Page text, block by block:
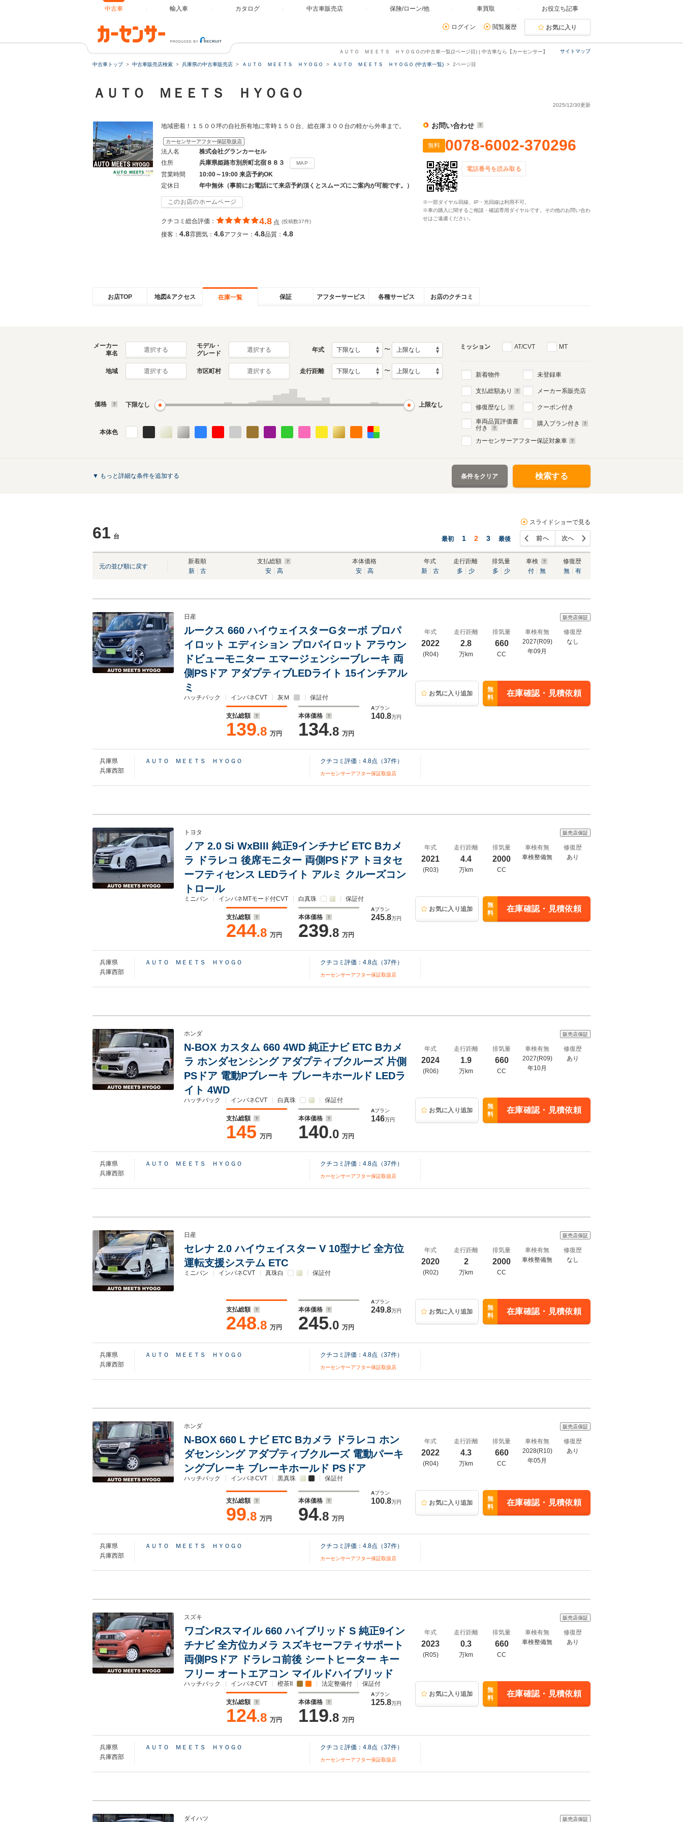
中古車 輸入車 カタログ 中古車販売店 保険/ローン/他 車買取 お役立ち記事
ログイン 閲覧履歴 お気に入り
サイトマップ
ＡＵＴＯ ＭＥＥＴＳ ＨＹＯＧＯの中古車一覧(2ページ目) | 中古車なら【カーセンサー】
中古車トップ 中古車販売店検索 兵庫県の中古車販売店 ＡＵＴＯ ＭＥＥＴＳ ＨＹＯＧＯ ＡＵＴＯ ＭＥＥＴＳ ＨＹＯＧＯ (中古車一覧) 2ページ目
ＡＵＴＯ ＭＥＥＴＳ ＨＹＯＧＯ
2025/12/30更新
地域密着！１５００坪の自社所有地に常時１５０台、総在庫３００台の軽から外車まで。
カーセンサーアフター保証取扱店
法人名
株式会社グランカーセル
住所
兵庫県姫路市別所町北宿８８３ MAP
営業時間
10:00～19:00 来店予約OK
定休日
年中無休（事前にお電話にて来店予約頂くとスムーズにご案内が可能です。）
このお店のホームページ
クチコミ総合評価： 4.8 点 (投稿数37件)
接客： 4.8雰囲気： 4.6アフター： 4.8品質： 4.8
お問い合わせ
無料 0078-6002-370296
電話番号を読み取る
※一部ダイヤル回線、IP・光回線は利用不可。
※車の購入に関するご相談・確認専用ダイヤルです。その他のお問い合わ
せはご遠慮ください。
お店TOP 地図&アクセス 在庫一覧 保証 アフターサービス 各種サービス お店のクチコミ
メーカー
車名
選択する
モデル・
グレード
選択する 年式 〜
地域 選択する 市区町村 選択する 走行距離 〜
価格 下限なし 上限なし
本体色
ミッション AT/CVT MT
新着物件
支払総額あり
修復歴なし
車両品質評価書
付き
未登録車
メーカー系販売店
クーポン付き
購入プラン付き
カーセンサーアフター保証対象車
▼ もっと詳細な条件を追加する 条件をクリア 検索する
61 台
スライドショーで見る
最初 1 2 3 最後 前へ 次へ
元の並び順に戻す
新着順
新
古
支払総額
安
高
本体価格
安
高
年式
新
古
走行距離
多
少
排気量
多
少
車検
付
無
修復歴
無
有
日産
ルークス 660 ハイウェイスターGターボ プロパ
イロット エディション プロパイロット アラウン
ドビューモニター エマージェンシーブレーキ 両
側PSドア アダプティブLEDライト 15インチアル
ミ
ハッチバック インパネCVT 灰Ｍ 保証付
支払総額
139.8 万円
本体価格
134.8 万円
Aプラン
140.8万円
販売店保証
年式
2022
(R04)
走行距離
2.8
万km
排気量
660
CC
車検有無
2027(R09)
年09月
修復歴
なし
お気に入り追加
無
料
在庫確認・見積依頼
兵庫県
兵庫西部
ＡＵＴＯ ＭＥＥＴＳ ＨＹＯＧＯ クチコミ評価： 4.8点（37件）
カーセンサーアフター保証取扱店
トヨタ
ノア 2.0 Si WxBIII 純正9インチナビ ETC Bカメ
ラ ドラレコ 後席モニター 両側PSドア トヨタセ
ーフティセンス LEDライト アルミ クルーズコン
トロール
ミニバン インパネMTモード付CVT 白真珠 保証付
支払総額
244.8 万円
本体価格
239.8 万円
Aプラン
245.8万円
販売店保証
年式
2021
(R03)
走行距離
4.4
万km
排気量
2000
CC
車検有無
車検整備無
修復歴
あり
お気に入り追加
無
料
在庫確認・見積依頼
兵庫県
兵庫西部
ＡＵＴＯ ＭＥＥＴＳ ＨＹＯＧＯ クチコミ評価： 4.8点（37件）
カーセンサーアフター保証取扱店
ホンダ
N-BOX カスタム 660 4WD 純正ナビ ETC Bカメ
ラ ホンダセンシング アダプティブクルーズ 片側
PSドア 電動Pブレーキ ブレーキホールド LEDラ
イト 4WD
ハッチバック インパネCVT 白真珠 保証付
支払総額
145 万円
本体価格
140.0 万円
Aプラン
146万円
販売店保証
年式
2024
(R06)
走行距離
1.9
万km
排気量
660
CC
車検有無
2027(R09)
年10月
修復歴
あり
お気に入り追加
無
料
在庫確認・見積依頼
兵庫県
兵庫西部
ＡＵＴＯ ＭＥＥＴＳ ＨＹＯＧＯ クチコミ評価： 4.8点（37件）
カーセンサーアフター保証取扱店
日産
セレナ 2.0 ハイウェイスター V 10型ナビ 全方位
運転支援システム ETC
ミニバン インパネCVT 真珠白 保証付
支払総額
248.8 万円
本体価格
245.0 万円
Aプラン
249.8万円
販売店保証
年式
2020
(R02)
走行距離
2
万km
排気量
2000
CC
車検有無
車検整備無
修復歴
なし
お気に入り追加
無
料
在庫確認・見積依頼
兵庫県
兵庫西部
ＡＵＴＯ ＭＥＥＴＳ ＨＹＯＧＯ クチコミ評価： 4.8点（37件）
カーセンサーアフター保証取扱店
ホンダ
N-BOX 660 L ナビ ETC Bカメラ ドラレコ ホン
ダセンシング アダプティブクルーズ 電動パーキ
ングブレーキ ブレーキホールド PSドア
ハッチバック インパネCVT 黒真珠 保証付
支払総額
99.8 万円
本体価格
94.8 万円
Aプラン
100.8万円
販売店保証
年式
2022
(R04)
走行距離
4.3
万km
排気量
660
CC
車検有無
2028(R10)
年05月
修復歴
あり
お気に入り追加
無
料
在庫確認・見積依頼
兵庫県
兵庫西部
ＡＵＴＯ ＭＥＥＴＳ ＨＹＯＧＯ クチコミ評価： 4.8点（37件）
カーセンサーアフター保証取扱店
スズキ
ワゴンRスマイル 660 ハイブリッド S 純正9イン
チナビ 全方位カメラ スズキセーフティサポート
両側PSドア ドラレコ前後 シートヒーター キー
フリー オートエアコン マイルドハイブリッド
ハッチバック インパネCVT 橙茶II 法定整備付 保証付
支払総額
124.8 万円
本体価格
119.8 万円
Aプラン
125.8万円
販売店保証
年式
2023
(R05)
走行距離
0.3
万km
排気量
660
CC
車検有無
車検整備無
修復歴
あり
お気に入り追加
無
料
在庫確認・見積依頼
兵庫県
兵庫西部
ＡＵＴＯ ＭＥＥＴＳ ＨＹＯＧＯ クチコミ評価： 4.8点（37件）
カーセンサーアフター保証取扱店
ダイハツ 販売店保証